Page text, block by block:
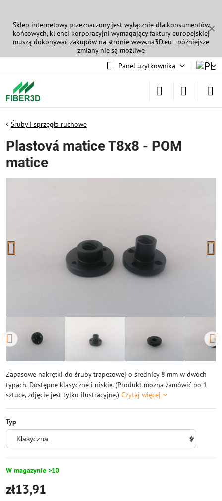
✕
Sklep internetowy przeznaczony jest wyłącznie dla konsumentów
końcowych, klienci korporacyjni wymagający faktury europejskiej
muszą dokonywać zakupów na stronie www.na3D.eu - późniejsze
zmiany nie są możliwe
Panel użytkownika
Śruby i sprzęgła ruchowe
Plastová matice T8x8 - POM
matice
Zapasowe nakrętki do śruby trapezowej o średnicy 8 mm w dwóch
typach. Dostępne klasyczne i niskie. (Produkt można zamówić po 1
sztuce, zdjęcie jest tylko ilustracyjne.) Czytaj więcej
Typ
W magazynie >10
zł13,91